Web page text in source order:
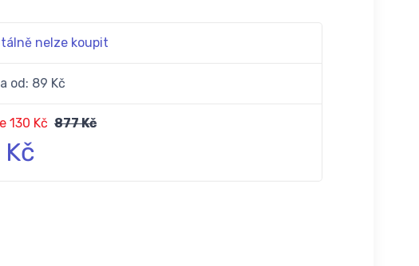
nelze koupit
od: 89 Kč
130 Kč 877 Kč